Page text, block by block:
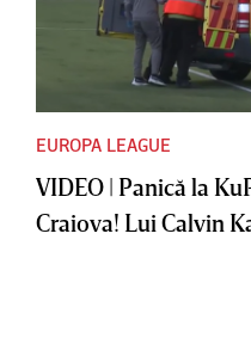
EUROPA LEAGUE
VIDEO | Panică la
Craiova! Lui Calvin